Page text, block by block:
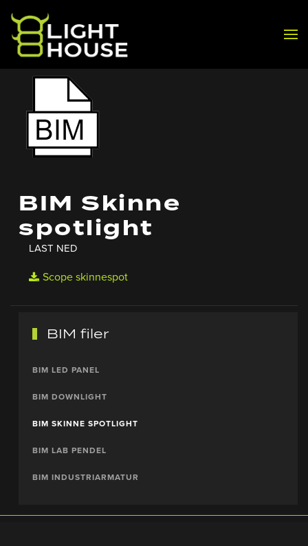
Skip to main content
BIM Skinne
spotlight
LAST NED
Scope skinnespot
BIM filer
BIM LED PANEL
BIM DOWNLIGHT
BIM SKINNE SPOTLIGHT
BIM LAB PENDEL
BIM INDUSTRIARMATUR